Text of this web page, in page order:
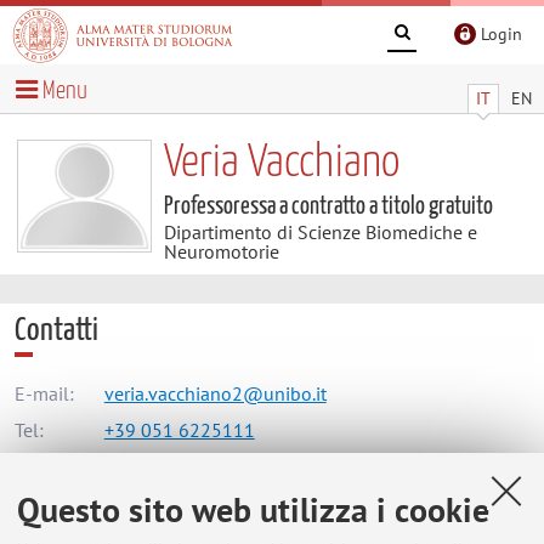
Questo sito web utilizza i cookie
Login
IT EN
Menu
Veria Vacchiano
Professoressa a contratto a titolo gratuito
Dipartimento di Scienze Biomediche e
Neuromotorie
Contatti
E-mail:
veria.vacchiano2@unibo.it
Tel:
+39 051 6225111
Dipartimento di Scienze Biomediche e Neuromotorie